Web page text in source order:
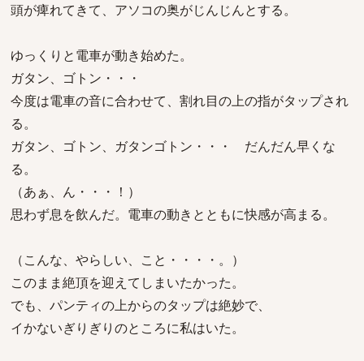
頭が痺れてきて、アソコの奥がじんじんとする。
ゆっくりと電車が動き始めた。
ガタン、ゴトン・・・
今度は電車の音に合わせて、割れ目の上の指がタップされ
る。
ガタン、ゴトン、ガタンゴトン・・・ だんだん早くな
る。
（あぁ、ん・・・！）
思わず息を飲んだ。電車の動きとともに快感が高まる。
（こんな、やらしい、こと・・・・。）
このまま絶頂を迎えてしまいたかった。
でも、パンティの上からのタップは絶妙で、
イかないぎりぎりのところに私はいた。